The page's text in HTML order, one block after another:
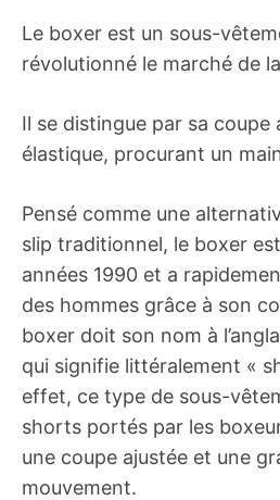
Le boxer est un sous-
révolutionné le marché de
Il se distingue par sa coupe
élastique, procurant un
Pensé comme une
slip traditionnel, le boxer
années 1990 et a
des hommes grâce à son
boxer doit son nom à
qui signifie littéralement «
effet, ce type de sous-
shorts portés par les
une coupe ajustée et une
mouvement.